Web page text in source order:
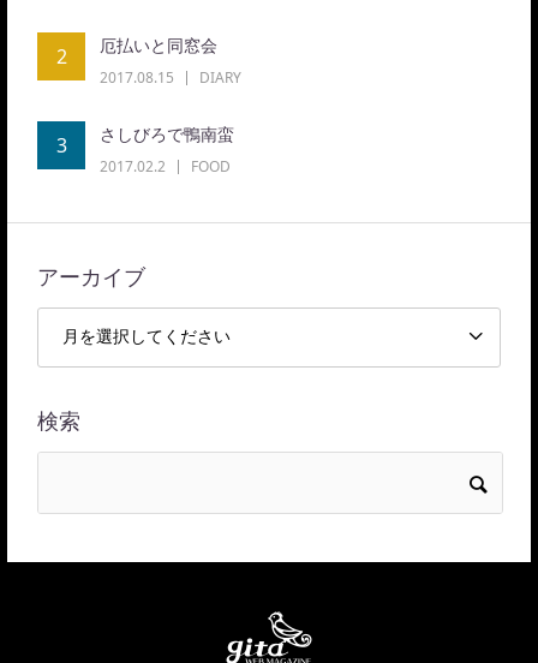
2 厄払いと同窓会
2017.08.15 DIARY
3 さしびろで鴨南蛮
2017.02.2 FOOD
アーカイブ
検索